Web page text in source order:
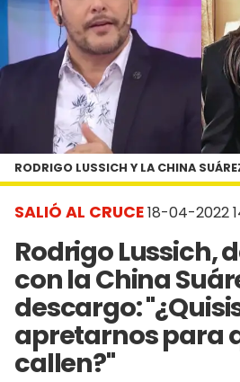
SALIÓ AL CRUCE18-04-2022
Rodrigo Lussich,
con la China
descargo:
apretarnos para
callen?"
RODRIGO LUSSICH Y LA CHINA